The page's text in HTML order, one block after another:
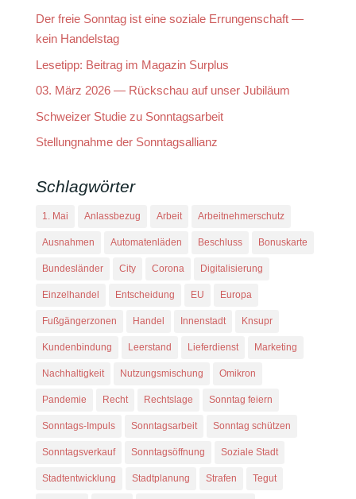
Der freie Sonntag ist eine soziale Errungenschaft —
kein Handelstag
Lesetipp: Beitrag im Magazin Surplus
03. März 2026 — Rückschau auf unser Jubiläum
Schweizer Studie zu Sonntagsarbeit
Stellungnahme der Sonntagsallianz
Schlagwörter
1. Mai Anlassbezug Arbeit Arbeitnehmerschutz
Ausnahmen Automatenläden Beschluss Bonuskarte
Bundesländer City Corona Digitalisierung
Einzelhandel Entscheidung EU Europa
Fußgängerzonen Handel Innenstadt Knsupr
Kundenbindung Leerstand Lieferdienst Marketing
Nachhaltigkeit Nutzungsmischung Omikron
Pandemie Recht Rechtslage Sonntag feiern
Sonntags-Impuls Sonntagsarbeit Sonntag schützen
Sonntagsverkauf Sonntagsöffnung Soziale Stadt
Stadtentwicklung Stadtplanung Strafen Tegut